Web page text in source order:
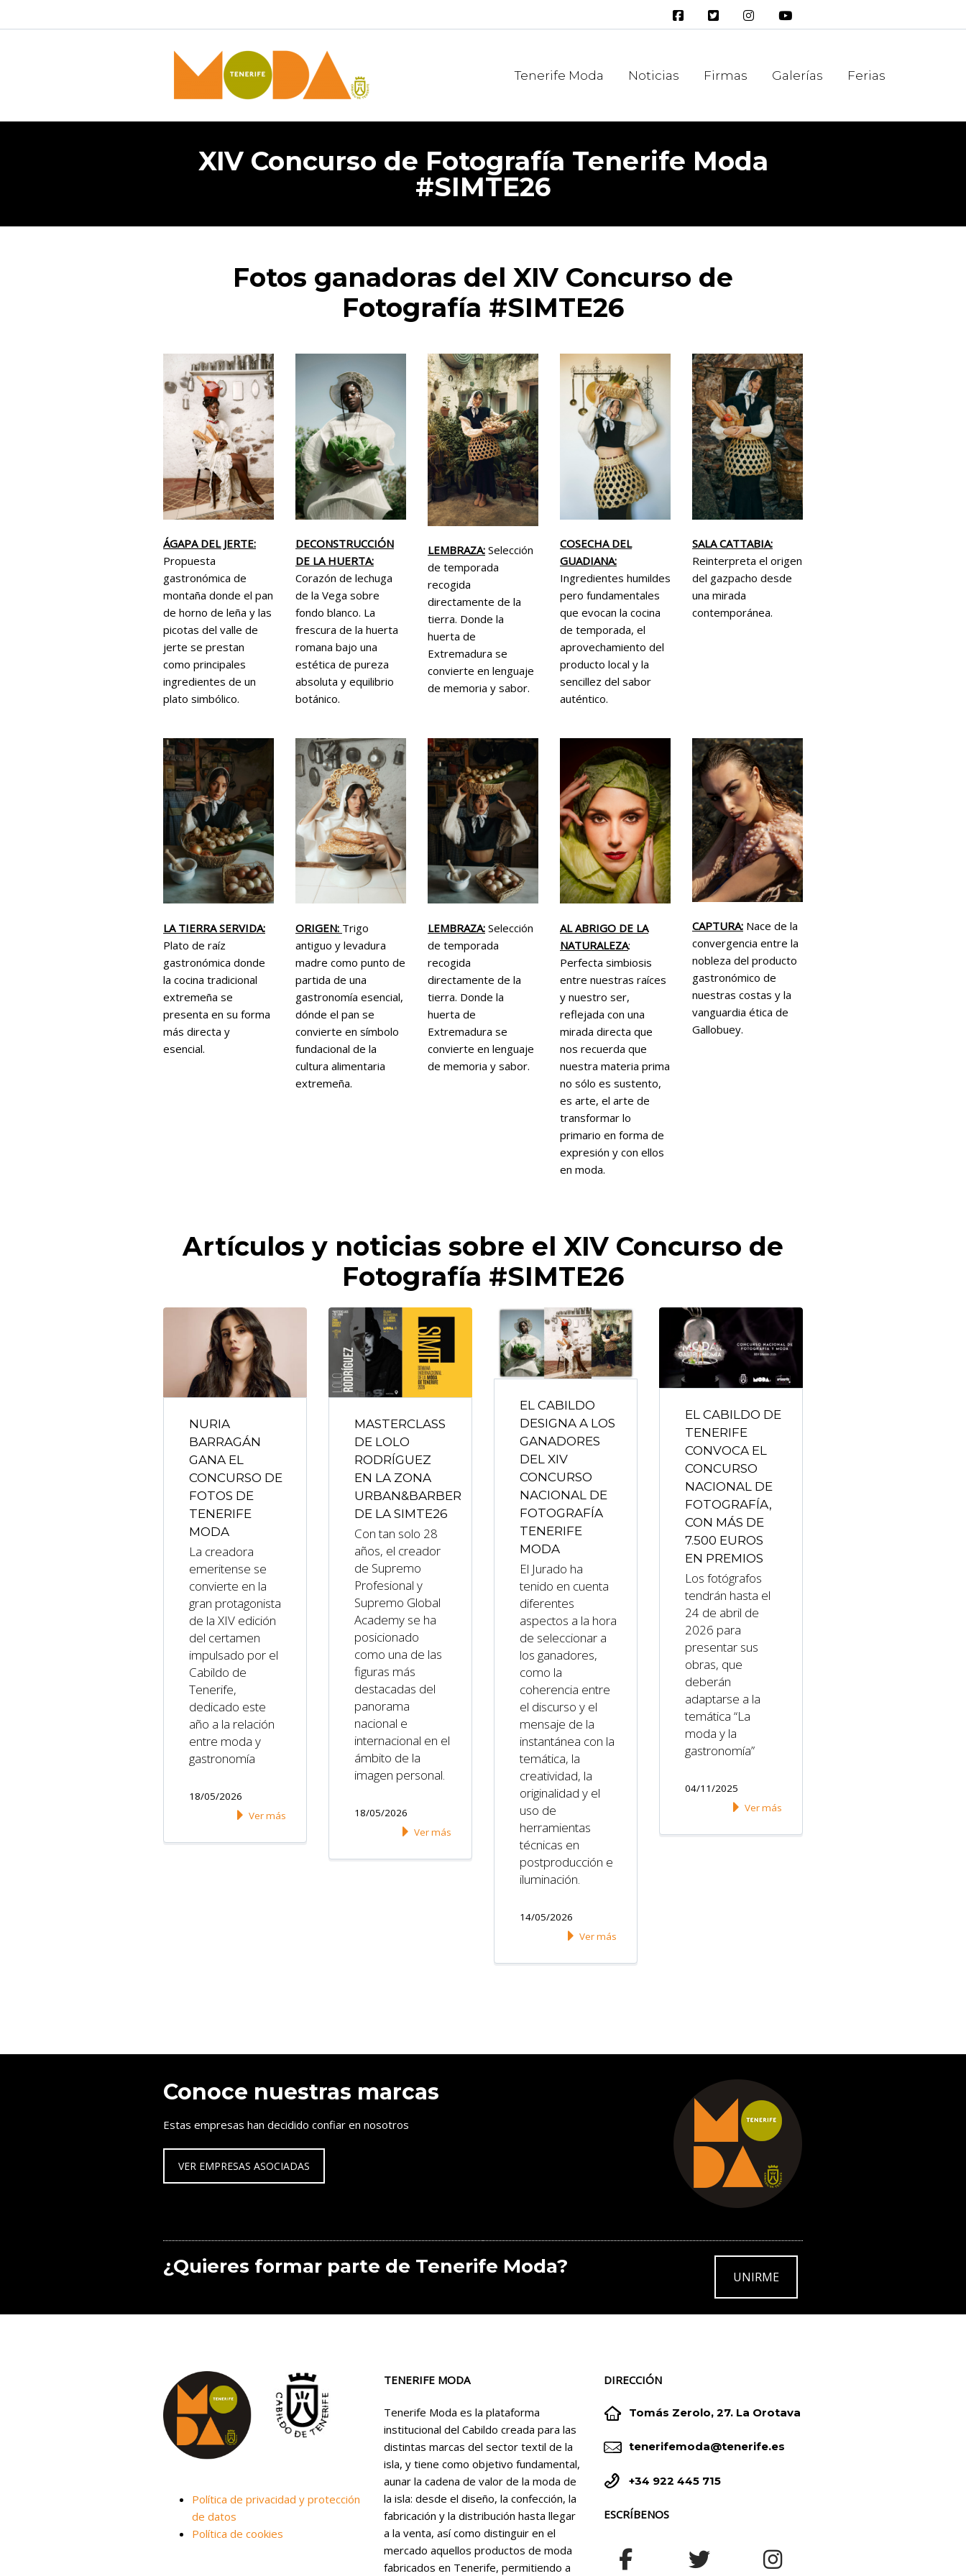
Tenerife Moda Noticias Firmas Galerías Ferias
XIV Concurso de Fotografía Tenerife Moda
#SIMTE26
Fotos ganadoras del XIV Concurso de
Fotografía #SIMTE26
ÁGAPA DEL JERTE:
Propuesta
gastronómica de
montaña donde el pan
de horno de leña y las
picotas del valle de
jerte se prestan
como principales
ingredientes de un
plato simbólico.
DECONSTRUCCIÓN
DE LA HUERTA:
Corazón de lechuga
de la Vega sobre
fondo blanco. La
frescura de la huerta
romana bajo una
estética de pureza
absoluta y equilibrio
botánico.
LEMBRAZA: Selección
de temporada
recogida
directamente de la
tierra. Donde la
huerta de
Extremadura se
convierte en lenguaje
de memoria y sabor.
COSECHA DEL
GUADIANA:
Ingredientes humildes
pero fundamentales
que evocan la cocina
de temporada, el
aprovechamiento del
producto local y la
sencillez del sabor
auténtico.
SALA CATTABIA:
Reinterpreta el origen
del gazpacho desde
una mirada
contemporánea.
LA TIERRA SERVIDA:
Plato de raíz
gastronómica donde
la cocina tradicional
extremeña se
presenta en su forma
más directa y
esencial.
ORIGEN: Trigo
antiguo y levadura
madre como punto de
partida de una
gastronomía esencial,
dónde el pan se
convierte en símbolo
fundacional de la
cultura alimentaria
extremeña.
LEMBRAZA: Selección
de temporada
recogida
directamente de la
tierra. Donde la
huerta de
Extremadura se
convierte en lenguaje
de memoria y sabor.
AL ABRIGO DE LA
NATURALEZA:
Perfecta simbiosis
entre nuestras raíces
y nuestro ser,
reflejada con una
mirada directa que
nos recuerda que
nuestra materia prima
no sólo es sustento,
es arte, el arte de
transformar lo
primario en forma de
expresión y con ellos
en moda.
CAPTURA: Nace de la
convergencia entre la
nobleza del producto
gastronómico de
nuestras costas y la
vanguardia ética de
Gallobuey.
Artículos y noticias sobre el XIV Concurso de
Fotografía #SIMTE26
NURIA
BARRAGÁN
GANA EL
CONCURSO DE
FOTOS DE
TENERIFE
MODA
La creadora
emeritense se
convierte en la
gran protagonista
de la XIV edición
del certamen
impulsado por el
Cabildo de
Tenerife,
dedicado este
año a la relación
entre moda y
gastronomía
18/05/2026
Ver más
MASTERCLASS
DE LOLO
RODRÍGUEZ
EN LA ZONA
URBAN&BARBER
DE LA SIMTE26
Con tan solo 28
años, el creador
de Supremo
Profesional y
Supremo Global
Academy se ha
posicionado
como una de las
figuras más
destacadas del
panorama
nacional e
internacional en el
ámbito de la
imagen personal.
18/05/2026
Ver más
EL CABILDO
DESIGNA A LOS
GANADORES
DEL XIV
CONCURSO
NACIONAL DE
FOTOGRAFÍA
TENERIFE
MODA
El Jurado ha
tenido en cuenta
diferentes
aspectos a la hora
de seleccionar a
los ganadores,
como la
coherencia entre
el discurso y el
mensaje de la
instantánea con la
temática, la
creatividad, la
originalidad y el
uso de
herramientas
técnicas en
postproducción e
iluminación.
14/05/2026
Ver más
EL CABILDO DE
TENERIFE
CONVOCA EL
CONCURSO
NACIONAL DE
FOTOGRAFÍA,
CON MÁS DE
7.500 EUROS
EN PREMIOS
Los fotógrafos
tendrán hasta el
24 de abril de
2026 para
presentar sus
obras, que
deberán
adaptarse a la
temática “La
moda y la
gastronomía”
04/11/2025
Ver más
Conoce nuestras marcas
Estas empresas han decidido confiar en nosotros
VER EMPRESAS ASOCIADAS
¿Quieres formar parte de Tenerife Moda? UNIRME
Política de privacidad y protección
de datos
Política de cookies
TENERIFE MODA
Tenerife Moda es la plataforma
institucional del Cabildo creada para las
distintas marcas del sector textil de la
isla, y tiene como objetivo fundamental,
aunar la cadena de valor de la moda de
la isla: desde el diseño, la confección, la
fabricación y la distribución hasta llegar
a la venta, así como distinguir en el
mercado aquellos productos de moda
fabricados en Tenerife, permitiendo a
DIRECCIÓN

 Tomás Zerolo, 27. La Orotava

 tenerifemoda@tenerife.es

 +34 922 445 715
ESCRÍBENOS